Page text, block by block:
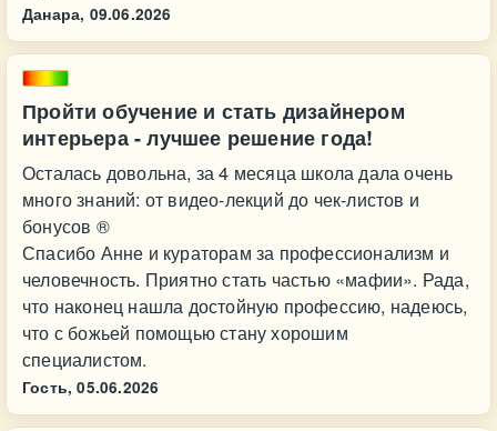
Данара, 09.06.2026
Пройти обучение и стать дизайнером
интерьера - лучшее решение года!
Осталась довольна, за 4 месяца школа дала очень
много знаний: от видео-лекций до чек-листов и
бонусов ®
Спасибо Анне и кураторам за профессионализм и
человечность. Приятно стать частью «мафии». Рада,
что наконец нашла достойную профессию, надеюсь,
что с божьей помощью стану хорошим
специалистом.
Гость, 05.06.2026